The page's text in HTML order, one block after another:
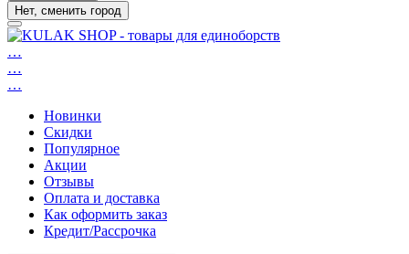
Нет, сменить город
…
…
…
Новинки
Скидки
Популярное
Акции
Отзывы
Оплата и доставка
Как оформить заказ
Кредит/Рассрочка